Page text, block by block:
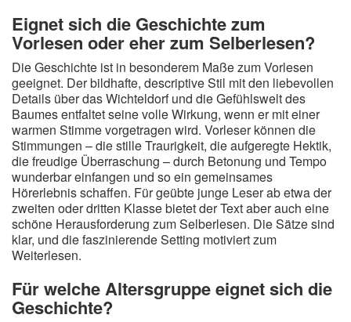
Eignet sich die Geschichte zum
Vorlesen oder eher zum Selberlesen?
Die Geschichte ist in besonderem Maße zum Vorlesen
geeignet. Der bildhafte, descriptive Stil mit den liebevollen
Details über das Wichteldorf und die Gefühlswelt des
Baumes entfaltet seine volle Wirkung, wenn er mit einer
warmen Stimme vorgetragen wird. Vorleser können die
Stimmungen – die stille Traurigkeit, die aufgeregte Hektik,
die freudige Überraschung – durch Betonung und Tempo
wunderbar einfangen und so ein gemeinsames
Hörerlebnis schaffen. Für geübte junge Leser ab etwa der
zweiten oder dritten Klasse bietet der Text aber auch eine
schöne Herausforderung zum Selberlesen. Die Sätze sind
klar, und die faszinierende Setting motiviert zum
Weiterlesen.
Für welche Altersgruppe eignet sich die
Geschichte?